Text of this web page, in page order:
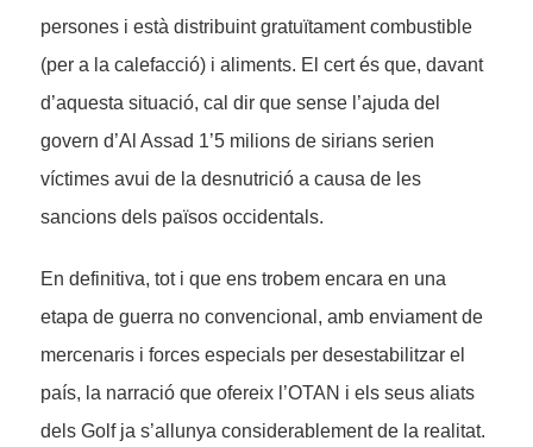
persones i està distribuint gratuïtament combustible
(per a la calefacció) i aliments. El cert és que, davant
d’aquesta situació, cal dir que sense l’ajuda del
govern d’Al Assad 1’5 milions de sirians serien
víctimes avui de la desnutrició a causa de les
sancions dels països occidentals.
En definitiva, tot i que ens trobem encara en una
etapa de guerra no convencional, amb enviament de
mercenaris i forces especials per desestabilitzar el
país, la narració que ofereix l’OTAN i els seus aliats
dels Golf ja s’allunya considerablement de la realitat.